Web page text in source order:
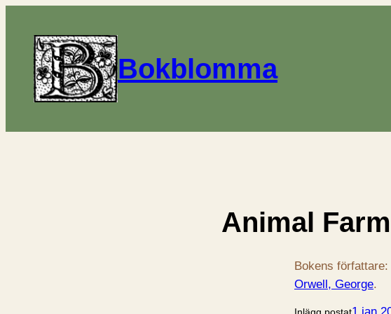
Bokblomma
Animal Farm
Bokens författare:
Orwell, George.
Inlägg postat1 jan